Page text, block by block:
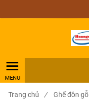
Trang chủ / Ghế đôn gỗ